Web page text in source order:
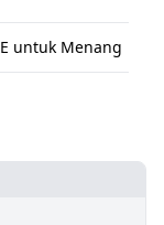
untuk Menang